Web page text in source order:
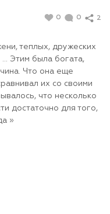
0 0 2
теплых, дружеских
Этим была богата,
Что она еще
их со своими
что несколько
достаточно для того,
»